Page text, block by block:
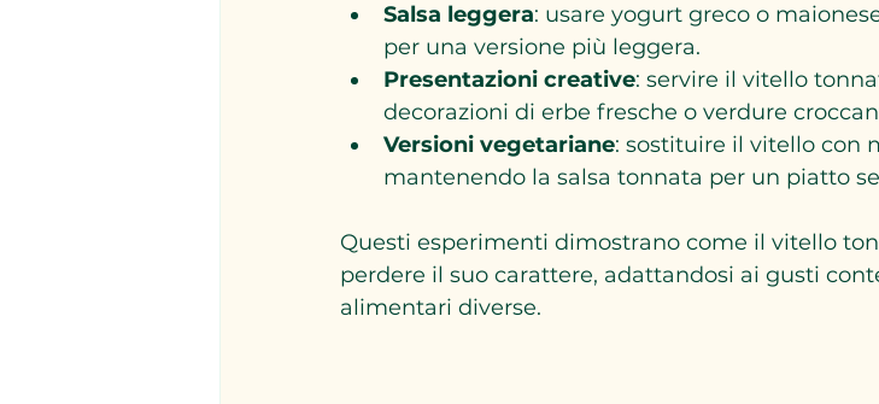
Salsa leggera: usare yogurt greco o
per una versione più leggera.
Presentazioni creative: servire il vitello
decorazioni di erbe fresche o verdure
Versioni vegetariane: sostituire il vitello con
mantenendo la salsa tonnata per un piatto
Questi esperimenti dimostrano come il vitello
perdere il suo carattere, adattandosi ai gusti
alimentari diverse.